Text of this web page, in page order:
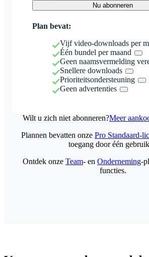
Nu abonneren
Plan bevat:
Vijf video-downloads per
Één bundel per maand
Geen naamsvermelding
Snellere downloads
Prioriteitsondersteuning
Geen advertenties
Wilt u zich niet abonneren?Meer
Plannen bevatten onze Pro Standaard-
toegang door één
Ontdek onze Team- en Onderneming-
functies.